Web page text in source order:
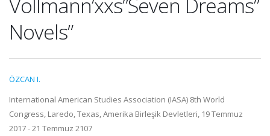
Novels”
ÖZCAN I.
International American Studies Association (IASA) 8th World
Congress, Laredo, Texas, Amerika Birleşik Devletleri, 19 Temmuz
2017 - 21 Temmuz 2107